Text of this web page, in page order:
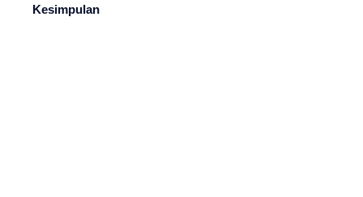
Kesimpulan